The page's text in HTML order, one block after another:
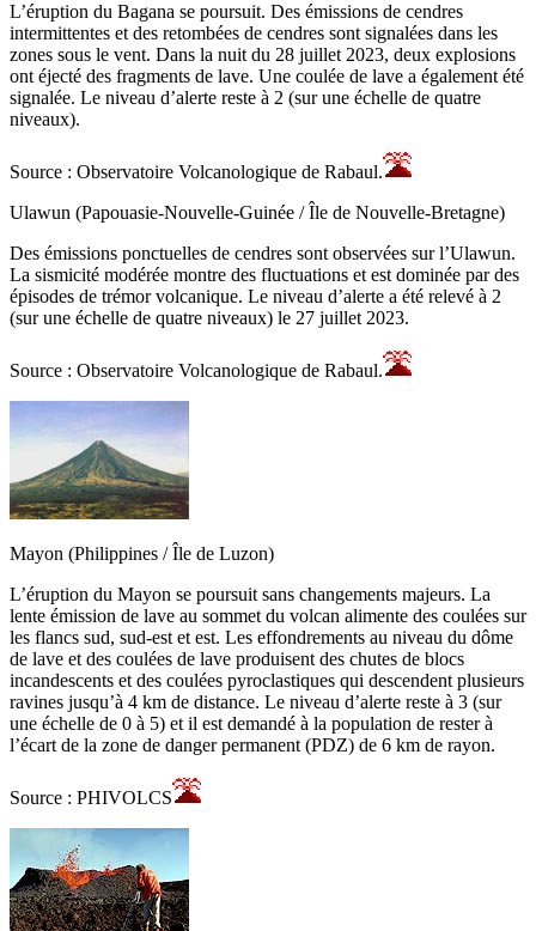
L’éruption du Bagana se poursuit. Des émissions de cendres
intermittentes et des retombées de cendres sont signalées dans les
zones sous le vent. Dans la nuit du 28 juillet 2023, deux explosions
ont éjecté des fragments de lave. Une coulée de lave a également été
signalée. Le niveau d’alerte reste à 2 (sur une échelle de quatre
niveaux).
Source : Observatoire Volcanologique de Rabaul.
Ulawun (Papouasie-Nouvelle-Guinée / Île de Nouvelle-Bretagne)
Des émissions ponctuelles de cendres sont observées sur l’Ulawun.
La sismicité modérée montre des fluctuations et est dominée par des
épisodes de trémor volcanique. Le niveau d’alerte a été relevé à 2
(sur une échelle de quatre niveaux) le 27 juillet 2023.
Source : Observatoire Volcanologique de Rabaul.
Mayon (Philippines / Île de Luzon)
L’éruption du Mayon se poursuit sans changements majeurs. La
lente émission de lave au sommet du volcan alimente des coulées sur
les flancs sud, sud-est et est. Les effondrements au niveau du dôme
de lave et des coulées de lave produisent des chutes de blocs
incandescents et des coulées pyroclastiques qui descendent plusieurs
ravines jusqu’à 4 km de distance. Le niveau d’alerte reste à 3 (sur
une échelle de 0 à 5) et il est demandé à la population de rester à
l’écart de la zone de danger permanent (PDZ) de 6 km de rayon.
Source : PHIVOLCS